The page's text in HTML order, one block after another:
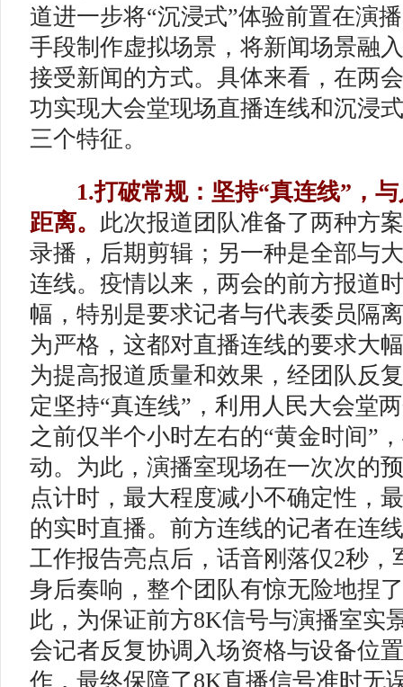
道进一步将“沉浸式”体验前置在演
手段制作虚拟场景，将新闻场景融
接受新闻的方式。具体来看，在两
功实现大会堂现场直播连线和沉浸
三个特征。
1.打破常规：坚持“真连线”，与
距离。 此次报道团队准备了两种方
录播，后期剪辑；另一种是全部与
连线。疫情以来，两会的前方报道
幅，特别是要求记者与代表委员隔
为严格，这都对直播连线的要求大
为提高报道质量和效果，经团队反
定坚持“真连线”，利用人民大会堂
之前仅半个小时左右的“黄金时间”
动。为此，演播室现场在一次次的
点计时，最大程度减小不确定性，
的实时直播。前方连线的记者在连
工作报告亮点后，话音刚落仅2秒，
身后奏响，整个团队有惊无险地捏
此，为保证前方8K信号与演播室实
会记者反复协调入场资格与设备位
作，最终保障了8K直播信号准时无